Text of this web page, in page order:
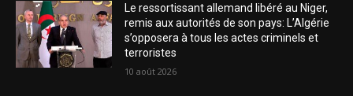
Le ressortissant allemand libéré au Niger,
remis aux autorités de son pays: L’Algérie
s’opposera à tous les actes criminels et
terroristes
10 août 2026